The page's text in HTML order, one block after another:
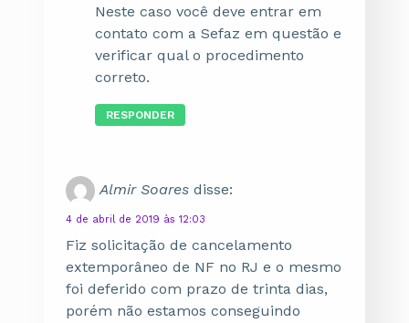
Neste caso você deve entrar em
contato com a Sefaz em questão e
verificar qual o procedimento
correto.
RESPONDER
Almir Soares disse:
4 de abril de 2019 às 12:03
Fiz solicitação de cancelamento
extemporâneo de NF no RJ e o mesmo
foi deferido com prazo de trinta dias,
porém não estamos conseguindo